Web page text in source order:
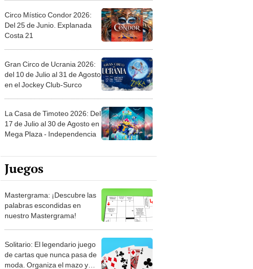
Circo Místico Condor 2026:
Del 25 de Junio. Explanada
Costa 21
Gran Circo de Ucrania 2026:
del 10 de Julio al 31 de Agosto
en el Jockey Club-Surco
La Casa de Timoteo 2026: Del
17 de Julio al 30 de Agosto en
Mega Plaza - Independencia
Juegos
Mastergrama: ¡Descubre las
palabras escondidas en
nuestro Mastergrama!
Solitario: El legendario juego
de cartas que nunca pasa de
moda. Organiza el mazo y